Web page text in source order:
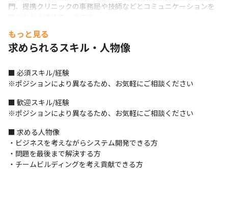
門、提携クリニックの事務局や技師などとコミュニケーションを
＜タスクやスケジュールの管理について＞
・問い合わせ管理ツール：Backlog
Talknote、メール、電話
・資料作成、共有ツール：Google Workspace、Office
・テキストエディタ：個人の好み（VScode、サクラエディタな
ど）
■ この仕事の面白み、魅力
・多くの方がドックを受ける環境を構築し、より良いクオリティ
オブライフに繋げる貢献ができます
・新しいサービスを自分で考えて伸ばしていくグロース経験や、
自社事業の運営が経験できます
もっと見る
求められるスキル・人物像
■ 必須スキル/経験
※ポジションにより異なるため、お気軽にご相談ください
■ 歓迎スキル/経験
※ポジションにより異なるため、お気軽にご相談ください
■ 求める人物像
・ビジネスを考えながらシステム開発できる方
・問題を最後まで解決する方
・チームビルディングを考え貢献できる方